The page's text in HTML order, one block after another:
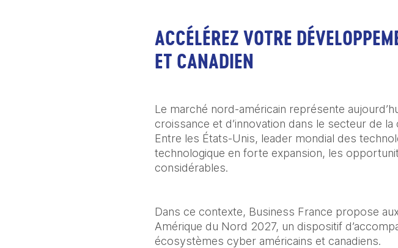
ACCÉLÉREZ VOTRE
ET CANADIEN
Le marché nord-américain représente
croissance et d’innovation dans le secteur de
Entre les États-Unis, leader mondial des
technologique en forte expansion, les
considérables.
Dans ce contexte, Business France propose
Amérique du Nord 2027, un dispositif
écosystèmes cyber américains et canadiens.